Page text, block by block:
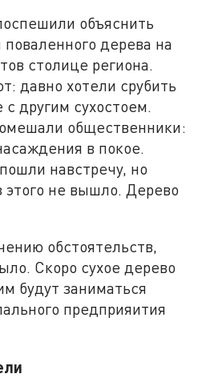
объяснить
дерева на
столице региона.
давно хотели срубить
другим сухостоем.
общественники:
в покое.
навстречу, но
этого не вышло. Дерево
обстоятельств,
Скоро сухое дерево
будут заниматься
предприяития